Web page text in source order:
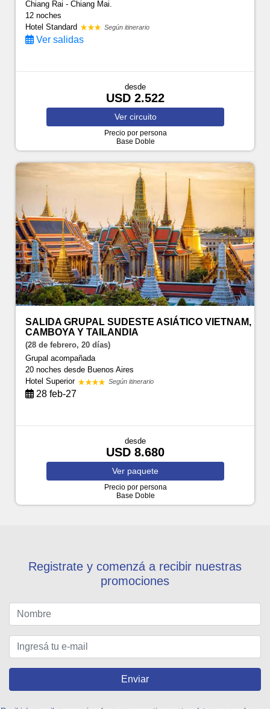
Chiang Rai - Chiang Mai.
12 noches
Hotel Standard
Según itinerario
Ver salidas
desde
USD 2.522
Ver circuito
Precio por persona
Base Doble
SALIDA GRUPAL SUDESTE ASIÁTICO VIETNAM,
CAMBOYA Y TAILANDIA
(28 de febrero, 20 días)
Grupal acompañada
20 nochesdesde Buenos Aires
Hotel Superior
Según itinerario
28 feb-27
desde
USD 8.680
Ver paquete
Precio por persona
Base Doble
Registrate y comenzá a recibir nuestras
promociones
Enviar